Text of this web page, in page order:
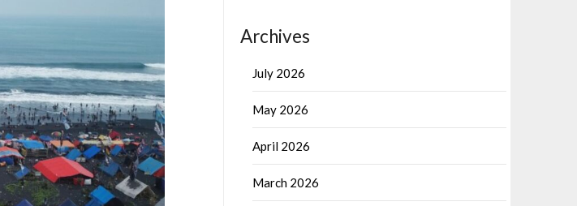
Archives
July 2026
May 2026
April 2026
March 2026